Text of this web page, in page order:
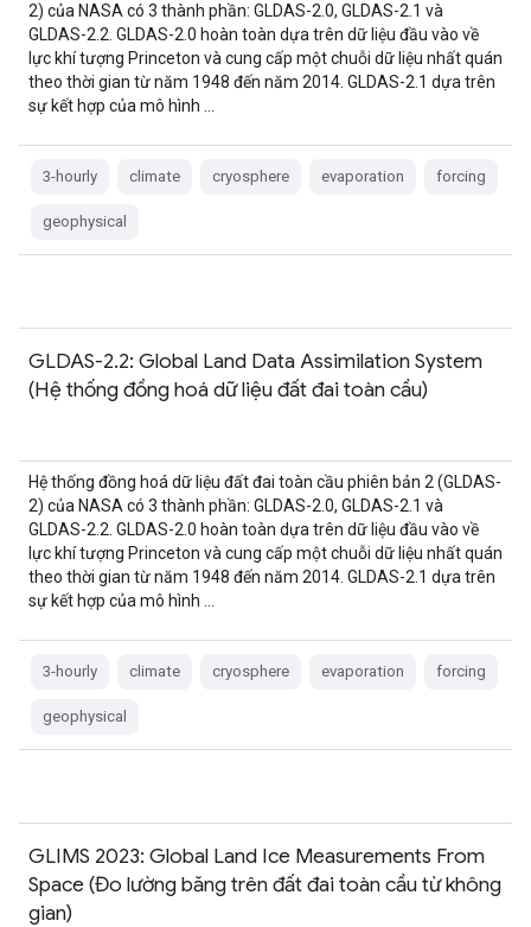
2) của NASA có 3 thành phần: GLDAS-2.0, GLDAS-2.1 và
GLDAS-2.2. GLDAS-2.0 hoàn toàn dựa trên dữ liệu đầu vào về
lực khí tượng Princeton và cung cấp một chuỗi dữ liệu nhất quán
theo thời gian từ năm 1948 đến năm 2014. GLDAS-2.1 dựa trên
sự kết hợp của mô hình …
3-hourly climate cryosphere evaporation forcing
geophysical
GLDAS-2.2: Global Land Data Assimilation System
(Hệ thống đồng hoá dữ liệu đất đai toàn cầu)
Hệ thống đồng hoá dữ liệu đất đai toàn cầu phiên bản 2 (GLDAS-
2) của NASA có 3 thành phần: GLDAS-2.0, GLDAS-2.1 và
GLDAS-2.2. GLDAS-2.0 hoàn toàn dựa trên dữ liệu đầu vào về
lực khí tượng Princeton và cung cấp một chuỗi dữ liệu nhất quán
theo thời gian từ năm 1948 đến năm 2014. GLDAS-2.1 dựa trên
sự kết hợp của mô hình …
3-hourly climate cryosphere evaporation forcing
geophysical
GLIMS 2023: Global Land Ice Measurements From
Space (Đo lường băng trên đất đai toàn cầu từ không
gian)